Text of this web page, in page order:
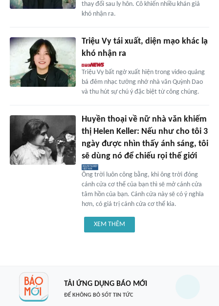
thay đổi sau ly hôn. Cô khiến nhiều khán giả
khó nhận ra.
Triệu Vy tái xuất, diện mạo khác lạ
khó nhận ra
Triệu Vy bất ngờ xuất hiện trong video quảng
bá đêm nhạc tưởng nhớ nhà văn Quỳnh Dao
và thu hút sự chú ý đặc biệt từ công chúng.
Huyền thoại về nữ nhà văn khiếm
thị Helen Keller: Nếu như cho tôi 3
ngày được nhìn thấy ánh sáng, tôi
sẽ dùng nó để chiếu rọi thế giới
Ông trời luôn công bằng, khi ông trời đóng
cánh cửa cơ thể của bạn thì sẽ mở cánh cửa
tâm hồn của bạn. Cánh cửa này sẽ có ý nghĩa
hơn, có giá trị cánh cửa cơ thể kia.
XEM THÊM
TẢI ỨNG DỤNG BÁO MỚI
ĐỂ KHÔNG BỎ SÓT TIN TỨC